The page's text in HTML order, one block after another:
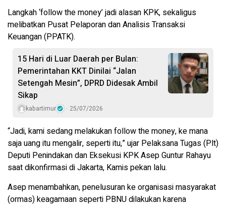
Langkah ‘follow the money’ jadi alasan KPK, sekaligus
melibatkan Pusat Pelaporan dan Analisis Transaksi
Keuangan (PPATK).
15 Hari di Luar Daerah per Bulan:
Pemerintahan KKT Dinilai “Jalan
Setengah Mesin”, DPRD Didesak Ambil
Sikap
kabartimur 25/07/2026
“Jadi, kami sedang melakukan follow the money, ke mana
saja uang itu mengalir, seperti itu,” ujar Pelaksana Tugas (Plt)
Deputi Penindakan dan Eksekusi KPK Asep Guntur Rahayu
saat dikonfirmasi di Jakarta, Kamis pekan lalu.
Asep menambahkan, penelusuran ke organisasi masyarakat
(ormas) keagamaan seperti PBNU dilakukan karena